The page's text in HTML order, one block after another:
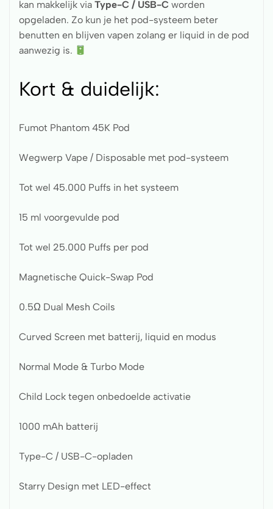
kan makkelijk via Type-C / USB-C worden
opgeladen. Zo kun je het pod-systeem beter
benutten en blijven vapen zolang er liquid in de pod
aanwezig is.
Kort & duidelijk:
Fumot Phantom 45K Pod
Wegwerp Vape / Disposable met pod-systeem
Tot wel 45.000 Puffs in het systeem
15 ml voorgevulde pod
Tot wel 25.000 Puffs per pod
Magnetische Quick-Swap Pod
0.5Ω Dual Mesh Coils
Curved Screen met batterij, liquid en modus
Normal Mode & Turbo Mode
Child Lock tegen onbedoelde activatie
1000 mAh batterij
Type-C / USB-C-opladen
Starry Design met LED-effect